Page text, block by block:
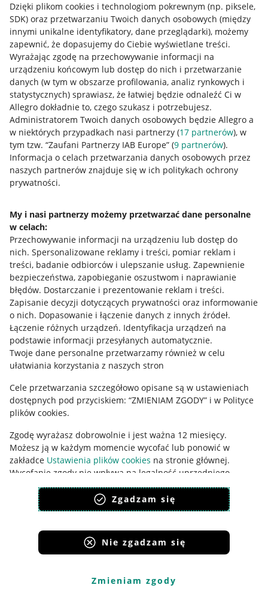
Dzięki plikom cookies i technologiom pokrewnym (np. piksele,
SDK) oraz przetwarzaniu Twoich danych osobowych (między
innymi unikalne identyfikatory, dane przeglądarki), możemy
zapewnić, że dopasujemy do Ciebie wyświetlane treści.
Wyrażając zgodę na przechowywanie informacji na
urządzeniu końcowym lub dostęp do nich i przetwarzanie
danych (w tym w obszarze profilowania, analiz rynkowych i
statystycznych) sprawiasz, że łatwiej będzie odnaleźć Ci w
Allegro dokładnie to, czego szukasz i potrzebujesz.
Administratorem Twoich danych osobowych będzie Allegro a
w niektórych przypadkach nasi partnerzy (17 partnerów), w
tym tzw. “Zaufani Partnerzy IAB Europe” (9 partnerów).
Informacja o celach przetwarzania danych osobowych przez
naszych partnerów znajduje się w ich politykach ochrony
prywatności.
My i nasi partnerzy możemy przetwarzać dane personalne
w celach:
Przechowywanie informacji na urządzeniu lub dostęp do
nich. Spersonalizowane reklamy i treści, pomiar reklam i
treści, badanie odbiorców i ulepszanie usług. Zapewnienie
bezpieczeństwa, zapobieganie oszustwom i naprawianie
błędów. Dostarczanie i prezentowanie reklam i treści.
Zapisanie decyzji dotyczących prywatności oraz informowanie
o nich. Dopasowanie i łączenie danych z innych źródeł.
Łączenie różnych urządzeń. Identyfikacja urządzeń na
podstawie informacji przesyłanych automatycznie.
Twoje dane personalne przetwarzamy również w celu
ułatwiania korzystania z naszych stron
Cele przetwarzania szczegółowo opisane są w ustawieniach
dostępnych pod przyciskiem: “ZMIENIAM ZGODY” i w Polityce
plików cookies.
Zgodę wyrażasz dobrowolnie i jest ważna 12 miesięcy.
Możesz ją w każdym momencie wycofać lub ponowić w
zakładce Ustawienia plików cookies na stronie głównej.
Wycofanie zgody nie wpływa na legalność uprzedniego
przetwarzania.
polityka plików cookies
polityka ochrony prywatności
Zgadzam się
Nie zgadzam się
Zmieniam zgody
Przydatne informacje
Jak to działa
Napisz do nas
Allegro Gadane dla sprzedających
Mapa miejscowości
Informacje prawne
Regulamin
Polityka plików "cookies"
Ustawienia plików "cookies"
Udostępnianie lokalizacji
Informacje dla Aktu o Usługach Cyfrowych
Pobierz aplikację
Korzystanie z serwisu oznacza akceptacjęregulaminu